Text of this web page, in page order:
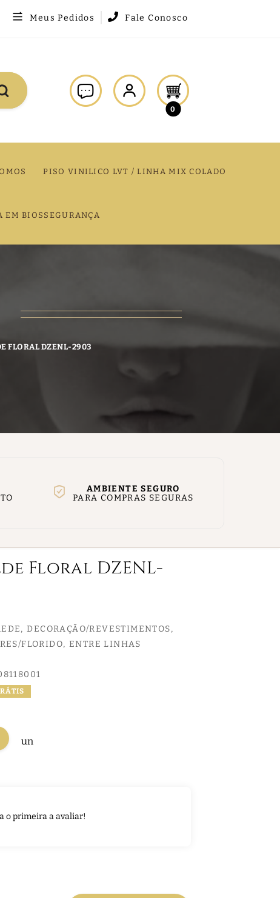
Meus Pedidos Fale Conosco
0
PISO VINILICO LVT / LINHA MIX COLADO
EM BIOSSEGURANÇA
FLORAL DZENL-2903
AMBIENTE SEGURO
PARA COMPRAS SEGURAS
Floral DZENL-
DECORAÇÃO/REVESTIMENTOS
FLORIDO
ENTRE LINHAS
o primeira a avaliar!
un